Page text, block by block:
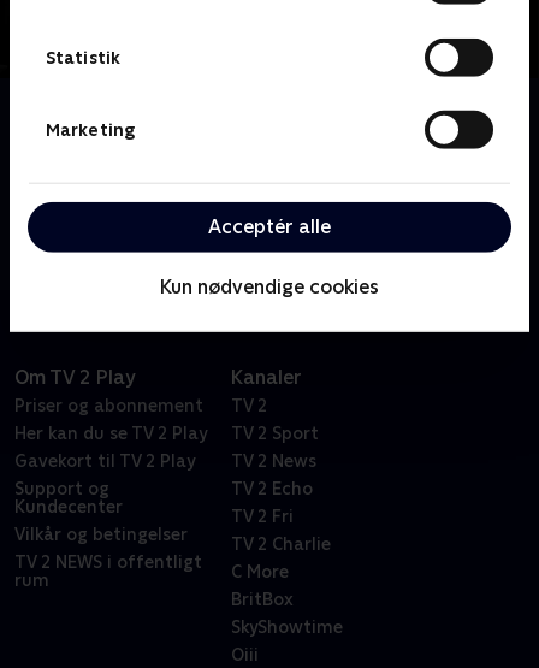
Statistik
Marketing
Acceptér alle
Kun nødvendige cookies
Dyk ned i den tempofyldte verden i et af Manhattans
Harvey Specter tager et risikabelt skridt ved at
ansætte Mike Ross, en genial, men umotiveret
college-dropout, som sin partner.
Om TV 2 Play
Priser og abonnement
Her kan du se TV 2 Play
Gavekort til TV 2 Play
Support og
Kundecenter
Vilkår og betingelser
TV 2 NEWS i offentligt
rum
Kanaler
TV 2
TV 2 Sport
TV 2 News
TV 2 Echo
TV 2 Fri
TV 2 Charlie
C More
BritBox
SkyShowtime
Oiii